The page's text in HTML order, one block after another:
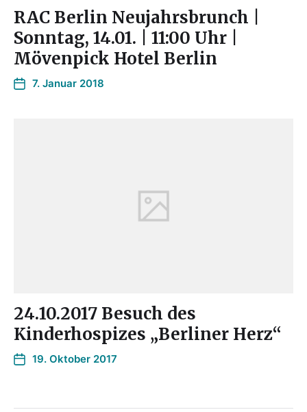
RAC Berlin Neujahrsbrunch |
Sonntag, 14.01. | 11:00 Uhr |
Mövenpick Hotel Berlin
7. Januar 2018
24.10.2017 Besuch des
Kinderhospizes „Berliner Herz“
19. Oktober 2017